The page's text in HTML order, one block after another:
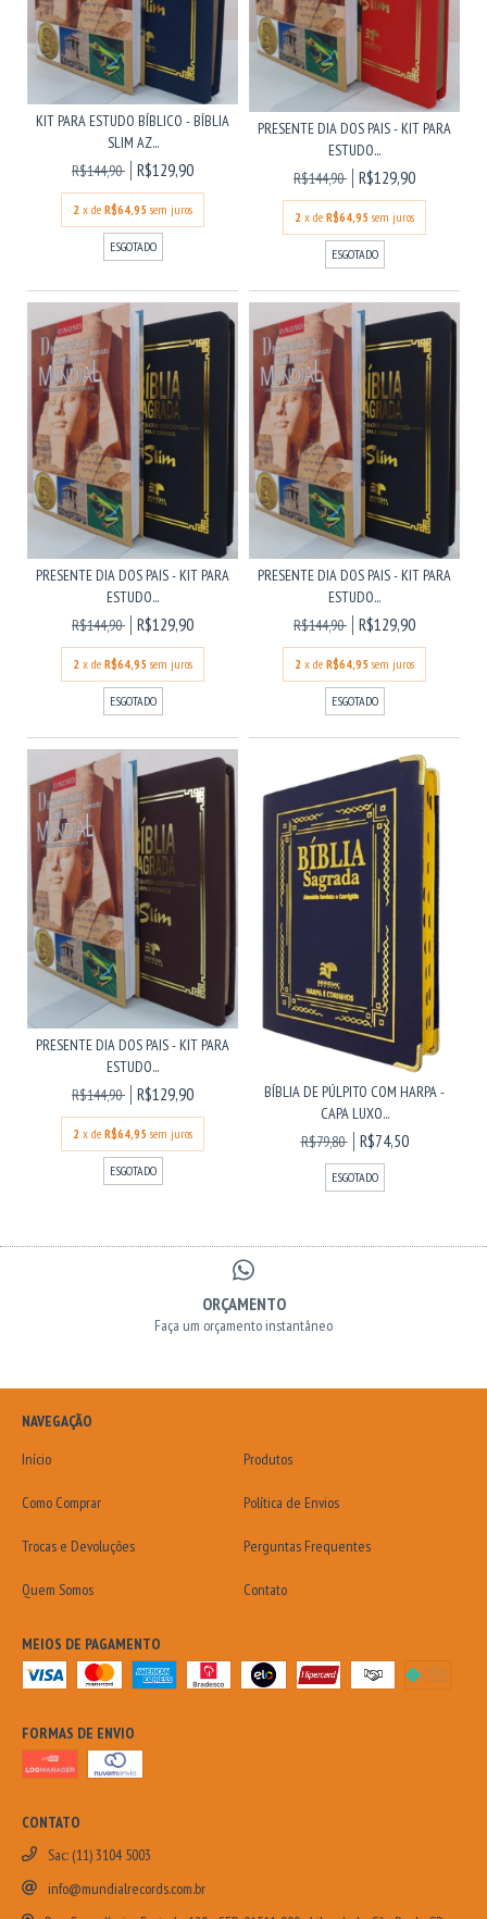
KIT PARA ESTUDO BÍBLICO - BÍBLIA
SLIM AZ...
R$144,90
R$129,90
2 x de R$64,95 sem juros
ESGOTADO
PRESENTE DIA DOS PAIS - KIT PARA
ESTUDO...
R$144,90
R$129,90
2 x de R$64,95 sem juros
ESGOTADO
PRESENTE DIA DOS PAIS - KIT PARA
ESTUDO...
R$144,90
R$129,90
2 x de R$64,95 sem juros
ESGOTADO
PRESENTE DIA DOS PAIS - KIT PARA
ESTUDO...
R$144,90
R$129,90
2 x de R$64,95 sem juros
ESGOTADO
PRESENTE DIA DOS PAIS - KIT PARA
ESTUDO...
R$144,90
R$129,90
2 x de R$64,95 sem juros
ESGOTADO
BÍBLIA DE PÚLPITO COM HARPA -
CAPA LUXO...
R$79,80
R$74,50
ESGOTADO
ORÇAMENTO
Faça um orçamento instantâneo
NAVEGAÇÃO
Início
Produtos
Como Comprar Política de Envios
Trocas e Devoluções Perguntas Frequentes
Quem Somos Contato
MEIOS DE PAGAMENTO
FORMAS DE ENVIO
CONTATO
Sac: (11) 3104 5003
info@mundialrecords.com.br